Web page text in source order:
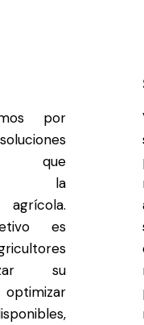
por
que
la
agrícola.
es
su